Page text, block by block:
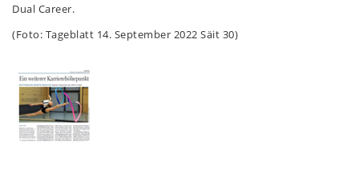
Dual Career.
(Foto: Tageblatt 14. September 2022 Säit 30)